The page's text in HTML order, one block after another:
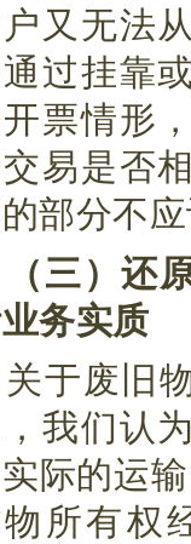
又无法
过挂靠
票情形
易是否
部分不
（三）还
务实质
关于废旧
我们认
际的运
所有权